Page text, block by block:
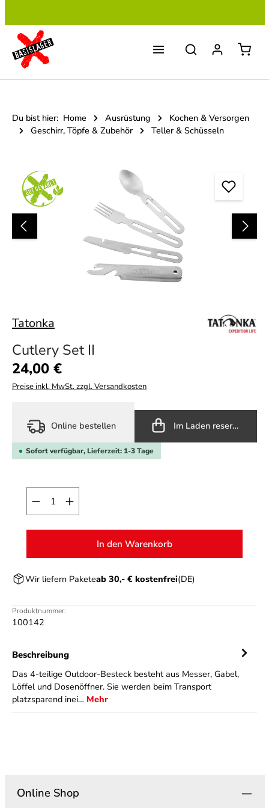
Du bist hier: Home Ausrüstung
Kochen & Versorgen
Geschirr, Töpfe & Zubehör
Teller & Schüsseln
Tatonka
Cutlery Set II
Regulärer Preis:
24,00 €
Preise inkl. MwSt. zzgl. Versandkosten
Online bestellen Im Laden reservieren
Sofort verfügbar, Lieferzeit: 1-3 Tage
Produkt Anzahl: Gib den gewünschten Wert
In den Warenkorb
Wir liefern Paketeab 30,- € kostenfrei(DE)
Produktnummer:
100142
Beschreibung
Das 4-teilige Outdoor-Besteck besteht aus Messer, Gabel,
Löffel und Dosenöffner. Sie werden beim Transport
platzsparend inei… Mehr
Online Shop